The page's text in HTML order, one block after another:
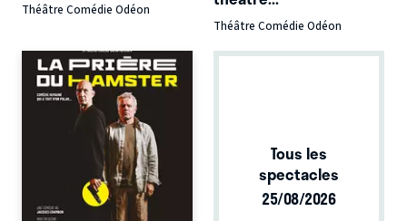
Théâtre Comédie Odéon
Théâtre Comédie Odéon
Tous les
spectacles
25/08/2026